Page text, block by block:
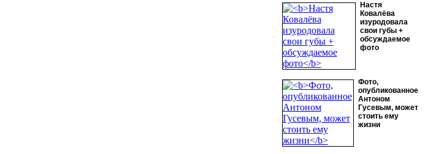
Настя
Ковалёва
изуродовала
свои губы +
обсуждаемое
фото
Фото,
опубликованное
Антоном
Гусевым, может
стоить ему
жизни